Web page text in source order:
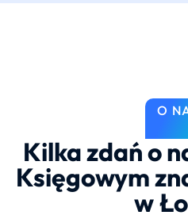
O
Kilka zdań o
Księgowym
w